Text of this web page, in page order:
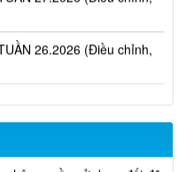
26.2026 (Điều chỉnh,
quyền sử dụng đất đã